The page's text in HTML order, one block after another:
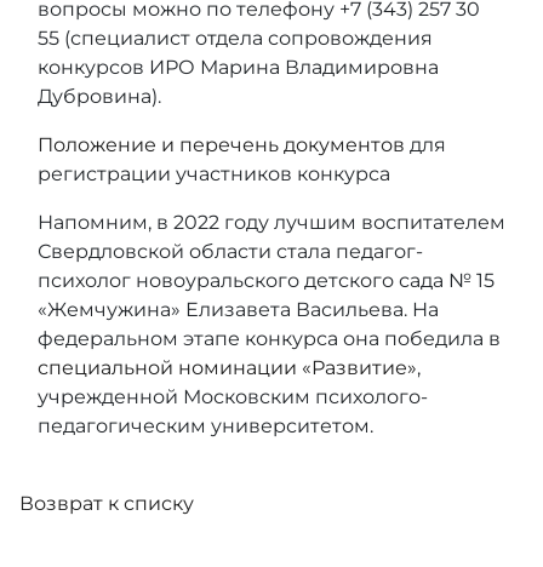
вопросы можно по телефону +7 (343) 257 30
55 (специалист отдела сопровождения
конкурсов ИРО Марина Владимировна
Дубровина).
Положение и перечень документов для
регистрации участников конкурса
Напомним, в 2022 году лучшим воспитателем
Свердловской области стала педагог-
психолог новоуральского детского сада № 15
«Жемчужина» Елизавета Васильева. На
федеральном этапе конкурса она победила в
специальной номинации «Развитие»,
учрежденной Московским психолого-
педагогическим университетом.
Возврат к списку